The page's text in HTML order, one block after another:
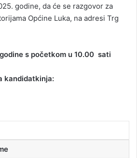
godine, da će se razgovor za
Općine Luka, na adresi Trg
s početkom u 10.00 sati
kandidatkinja: